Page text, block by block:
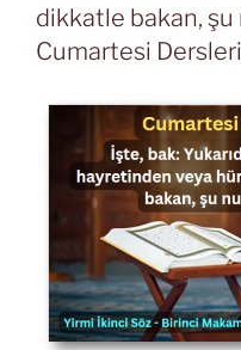
dikkatle bakan, şu
Cumartesi Dersleri